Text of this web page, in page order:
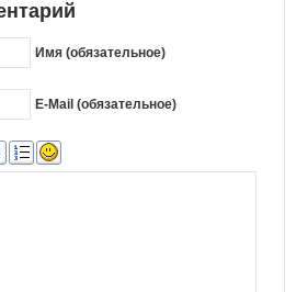
Имя (обязательное)
E-Mail (обязательное)